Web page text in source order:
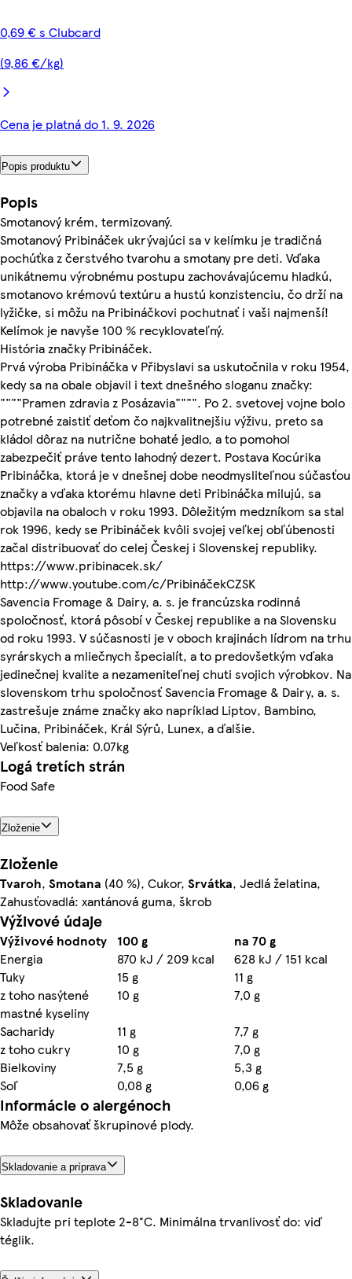
0,69 € s Clubcard
(9,86 €/kg)
Cena je platná do 1. 9. 2026
Popis produktu
Popis
Smotanový krém, termizovaný.
Smotanový Pribináček ukrývajúci sa v kelímku je tradičná
pochúťka z čerstvého tvarohu a smotany pre deti. Vďaka
unikátnemu výrobnému postupu zachovávajúcemu hladkú,
smotanovo krémovú textúru a hustú konzistenciu, čo drží na
lyžičke, si môžu na Pribináčkovi pochutnať i vaši najmenší!
Kelímok je navyše 100 % recyklovateľný.
História značky Pribináček.
Prvá výroba Pribináčka v Přibyslavi sa uskutočnila v roku 1954,
kedy sa na obale objavil i text dnešného sloganu značky:
""""Pramen zdravia z Posázavia"""". Po 2. svetovej vojne bolo
potrebné zaistiť deťom čo najkvalitnejšiu výživu, preto sa
kládol dôraz na nutrične bohaté jedlo, a to pomohol
zabezpečiť práve tento lahodný dezert. Postava Kocúrika
Pribináčka, ktorá je v dnešnej dobe neodmysliteľnou súčasťou
značky a vďaka ktorému hlavne deti Pribináčka milujú, sa
objavila na obaloch v roku 1993. Dôležitým medzníkom sa stal
rok 1996, kedy se Pribináček kvôli svojej veľkej obľúbenosti
začal distribuovať do celej Českej i Slovenskej republiky.
https://www.pribinacek.sk/
http://www.youtube.com/c/PribináčekCZSK
Savencia Fromage & Dairy, a. s. je francúzska rodinná
spoločnosť, ktorá pôsobí v Českej republike a na Slovensku
od roku 1993. V súčasnosti je v oboch krajinách lídrom na trhu
syrárskych a mliečnych špecialít, a to predovšetkým vďaka
jedinečnej kvalite a nezameniteľnej chuti svojich výrobkov. Na
slovenskom trhu spoločnosť Savencia Fromage & Dairy, a. s.
zastrešuje známe značky ako napríklad Liptov, Bambino,
Lučina, Pribináček, Král Sýrů, Lunex, a ďalšie.
Veľkosť balenia: 0.07kg
Logá tretích strán
Food Safe
Zloženie
Zloženie
Tvaroh, Smotana (40 %), Cukor, Srvátka, Jedlá želatina,
Zahusťovadlá: xantánová guma, škrob
Výživové údaje
Výživové hodnoty 100 g
na 70 g
Energia
870 kJ / 209 kcal
628 kJ / 151 kcal
Tuky
15 g
11 g
z toho nasýtené
mastné kyseliny
10 g
7,0 g
Sacharidy
11 g
7,7 g
z toho cukry
10 g
7,0 g
Bielkoviny
7,5 g
5,3 g
Soľ
0,08 g 0,06 g
Informácie o alergénoch
Môže obsahovať škrupinové plody.
Skladovanie a príprava
Skladovanie
Skladujte pri teplote 2-8°C. Minimálna trvanlivosť do: viď
téglik.